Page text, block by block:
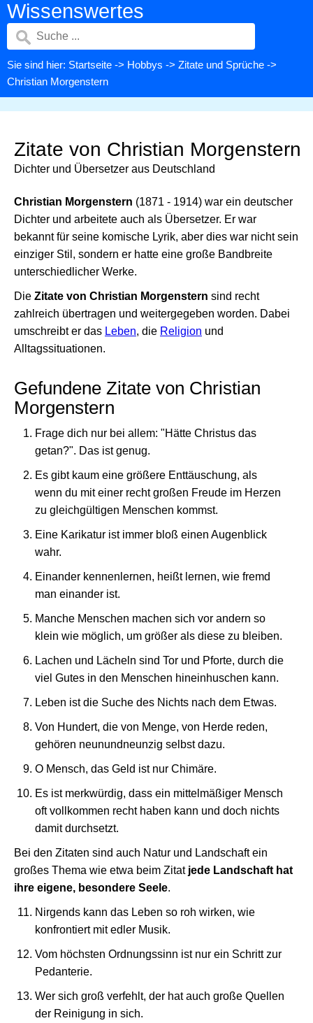
Wissenswertes
Sie sind hier: Startseite -> Hobbys -> Zitate und Sprüche ->
Christian Morgenstern
Zitate von Christian Morgenstern
Dichter und Übersetzer aus Deutschland
Christian Morgenstern (1871 - 1914) war ein deutscher
Dichter und arbeitete auch als Übersetzer. Er war
bekannt für seine komische Lyrik, aber dies war nicht sein
einziger Stil, sondern er hatte eine große Bandbreite
unterschiedlicher Werke.
Die Zitate von Christian Morgenstern sind recht
zahlreich übertragen und weitergegeben worden. Dabei
umschreibt er das Leben, die Religion und
Alltagssituationen.
Gefundene Zitate von Christian
Morgenstern
Frage dich nur bei allem: "Hätte Christus das
getan?". Das ist genug.
Es gibt kaum eine größere Enttäuschung, als
wenn du mit einer recht großen Freude im Herzen
zu gleichgültigen Menschen kommst.
Eine Karikatur ist immer bloß einen Augenblick
wahr.
Einander kennenlernen, heißt lernen, wie fremd
man einander ist.
Manche Menschen machen sich vor andern so
klein wie möglich, um größer als diese zu bleiben.
Lachen und Lächeln sind Tor und Pforte, durch die
viel Gutes in den Menschen hineinhuschen kann.
Leben ist die Suche des Nichts nach dem Etwas.
Von Hundert, die von Menge, von Herde reden,
gehören neunundneunzig selbst dazu.
O Mensch, das Geld ist nur Chimäre.
Es ist merkwürdig, dass ein mittelmäßiger Mensch
oft vollkommen recht haben kann und doch nichts
damit durchsetzt.
Bei den Zitaten sind auch Natur und Landschaft ein
großes Thema wie etwa beim Zitat jede Landschaft hat
ihre eigene, besondere Seele.
Nirgends kann das Leben so roh wirken, wie
konfrontiert mit edler Musik.
Vom höchsten Ordnungssinn ist nur ein Schritt zur
Pedanterie.
Wer sich groß verfehlt, der hat auch große Quellen
der Reinigung in sich.